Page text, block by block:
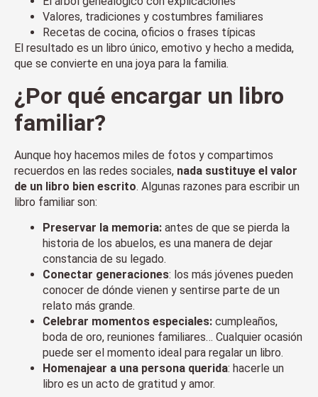
Valores, tradiciones y costumbres familiares
Recetas de cocina, oficios o frases típicas
El resultado es un libro único, emotivo y hecho a medida,
que se convierte en una joya para la familia.
¿Por qué encargar un libro
familiar?
Aunque hoy hacemos miles de fotos y compartimos
recuerdos en las redes sociales, nada sustituye el valor
de un libro bien escrito. Algunas razones para escribir un
libro familiar son:
Preservar la memoria: antes de que se pierda la
historia de los abuelos, es una manera de dejar
constancia de su legado.
Conectar generaciones: los más jóvenes pueden
conocer de dónde vienen y sentirse parte de un
relato más grande.
Celebrar momentos especiales: cumpleaños,
boda de oro, reuniones familiares… Cualquier ocasión
puede ser el momento ideal para regalar un libro.
Homenajear a una persona querida: hacerle un
libro es un acto de gratitud y amor.